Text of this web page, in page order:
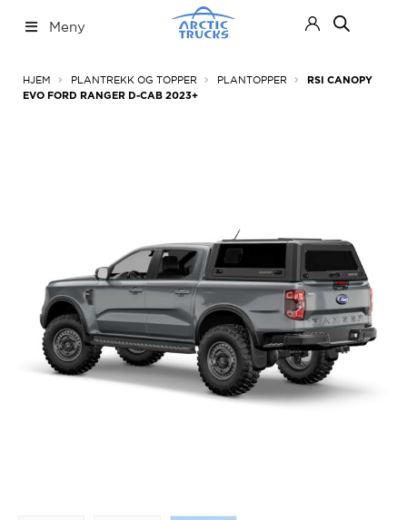
til
til
Meny
ut
HJEM PLANTREKK OG TOPPER PLANTOPPER
RSI CANOPY
EVO FORD RANGER D-CAB 2023+